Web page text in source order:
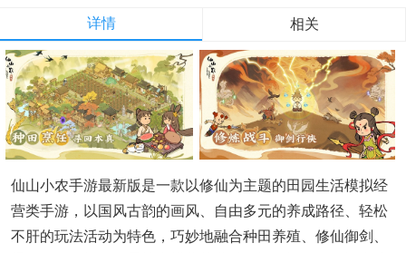
详情 相关
仙山小农手游最新版是一款以修仙为主题的田园生活模拟经
营类手游，以国风古韵的画风、自由多元的养成路径、轻松
不肝的玩法活动为特色，巧妙地融合种田养殖、修仙御剑、